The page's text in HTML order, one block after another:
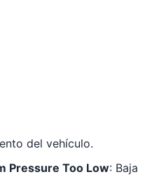
del vehículo.
Pressure Too Low: Baja